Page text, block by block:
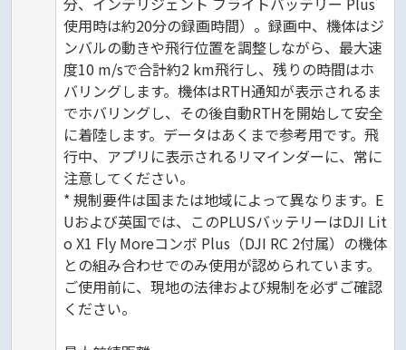
使用時は約20分の録画時間）。録画中、機体はジ
ンバルの動きや飛行位置を調整しながら、最大速
度10 m/sで合計約2 km飛行し、残りの時間はホ
バリングします。機体はRTH通知が表示されるま
でホバリングし、その後自動RTHを開始して安全
に着陸します。データはあくまで参考用です。飛
行中、アプリに表示されるリマインダーに、常に
注意してください。
* 規制要件は国または地域によって異なります。E
Uおよび英国では、このPLUSバッテリーはDJI Lit
o X1 Fly Moreコンボ Plus（DJI RC 2付属）の機体
との組み合わせでのみ使用が認められています。
ご使用前に、現地の法律および規制を必ずご確認
ください。